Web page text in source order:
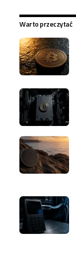
Warto przeczytać